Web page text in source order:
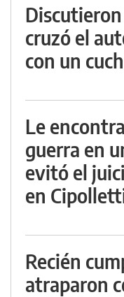
cruzó el
con un
Le
guerra en
evitó el
en
Recién
atraparon